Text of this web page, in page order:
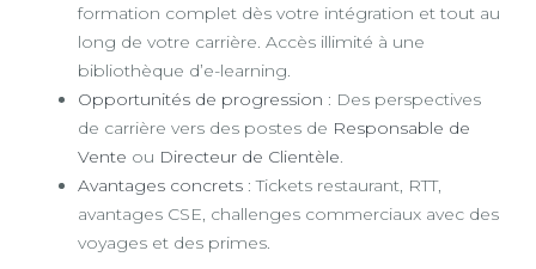
formation complet dès votre intégration et tout au
long de votre carrière. Accès illimité à une
bibliothèque d’e-learning.
Opportunités de progression : Des perspectives
de carrière vers des postes de Responsable de
Vente ou Directeur de Clientèle.
Avantages concrets : Tickets restaurant, RTT,
avantages CSE, challenges commerciaux avec des
voyages et des primes.